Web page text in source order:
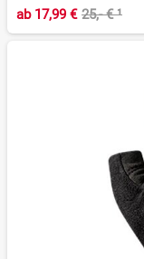
ab17,99 € 25,- €¹